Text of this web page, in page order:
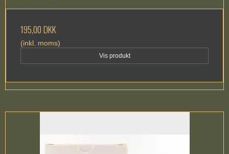
195,00 DKK
(inkl. moms)
Vis produkt